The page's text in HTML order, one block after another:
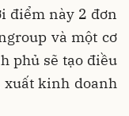
điểm này 2 đơn
và một cơ
phủ sẽ tạo điều
xuất kinh doanh